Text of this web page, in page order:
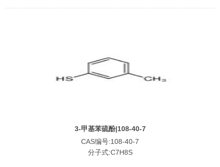
3-甲基苯硫酚|108-40-7
CAS编号:108-40-7
分子式:C7H8S